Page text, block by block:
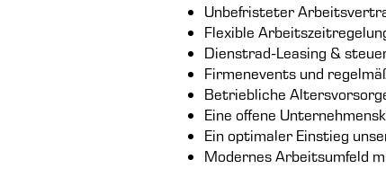
Unbefristeter
Flexible
Dienstrad-Leasing &
Firmenevents und
Betriebliche
Eine offene
Ein optimaler Einstieg
Modernes Arbeitsumfeld